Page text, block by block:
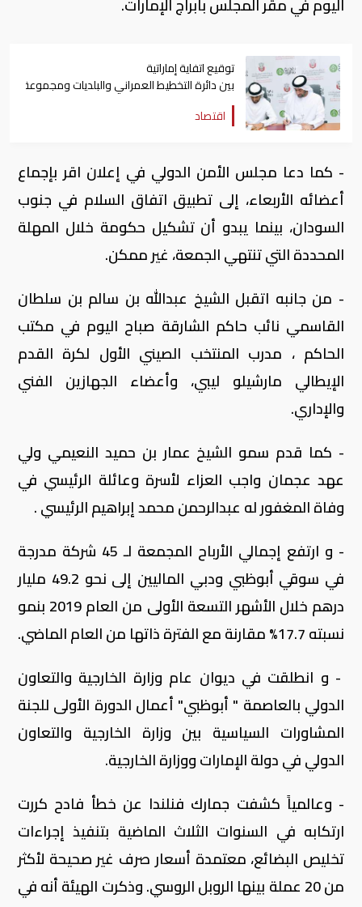
توقيع اتفاية إماراتية
بين دائرة التخطيط العمراني والبلديات ومجموعة
اقتصاد
- كما دعا مجلس الأمن الدولي في إعلان اقر بإجماع
أعضائه الأربعاء، إلى تطبيق اتفاق السلام في جنوب
السودان، بينما يبدو أن تشكيل حكومة خلال المهلة
المحددة التي تنتهي الجمعة، غير ممكن.
- من جانبه اتقبل الشيخ عبدالله بن سالم بن سلطان
القاسمي نائب حاكم الشارقة صباح اليوم في مكتب
الحاكم ، مدرب المنتخب الصيني الأول لكرة القدم
الإيطالي مارشيلو ليبي، وأعضاء الجهازين الفني
والإداري.
- كما قدم سمو الشيخ عمار بن حميد النعيمي ولي
عهد عجمان واجب العزاء لأسرة وعائلة الرئيسي في
وفاة المغفور له عبدالرحمن محمد إبراهيم الرئيسي .
- و ارتفع إجمالي الأرباح المجمعة لـ 45 شركة مدرجة
في سوقي أبوظبي ودبي الماليين إلى نحو 49.2 مليار
درهم خلال الأشهر التسعة الأولى من العام 2019 بنمو
نسبته 17.7% مقارنة مع الفترة ذاتها من العام الماضي.
- و انطلقت في ديوان عام وزارة الخارجية والتعاون
الدولي بالعاصمة " أبوظبي" أعمال الدورة الأولى للجنة
المشاورات السياسية بين وزارة الخارجية والتعاون
الدولي في دولة الإمارات ووزارة الخارجية.
- وعالمياً كشفت جمارك فنلندا عن خطأ فادح كررت
ارتكابه في السنوات الثلاث الماضية بتنفيذ إجراءات
تخليص البضائع، معتمدة أسعار صرف غير صحيحة لأكثر
من 20 عملة بينها الروبل الروسي. وذكرت الهيئة أنه في